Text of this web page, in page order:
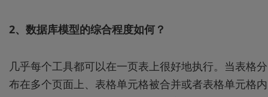
2、数据库模型的综合程度如何？
几乎每个工具都可以在一页表上很好地执行。当表格分
布在多个页面上、表格单元格被合并或者表格单元格内